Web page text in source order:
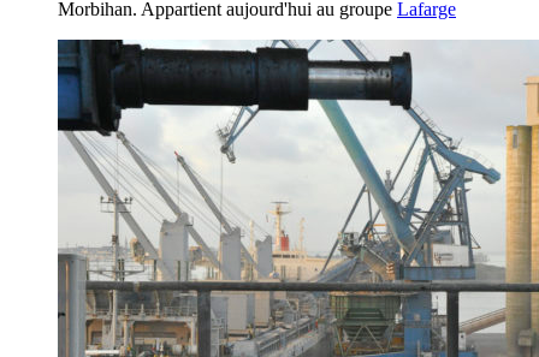
Morbihan. Appartient aujourd'hui au groupe Lafarge